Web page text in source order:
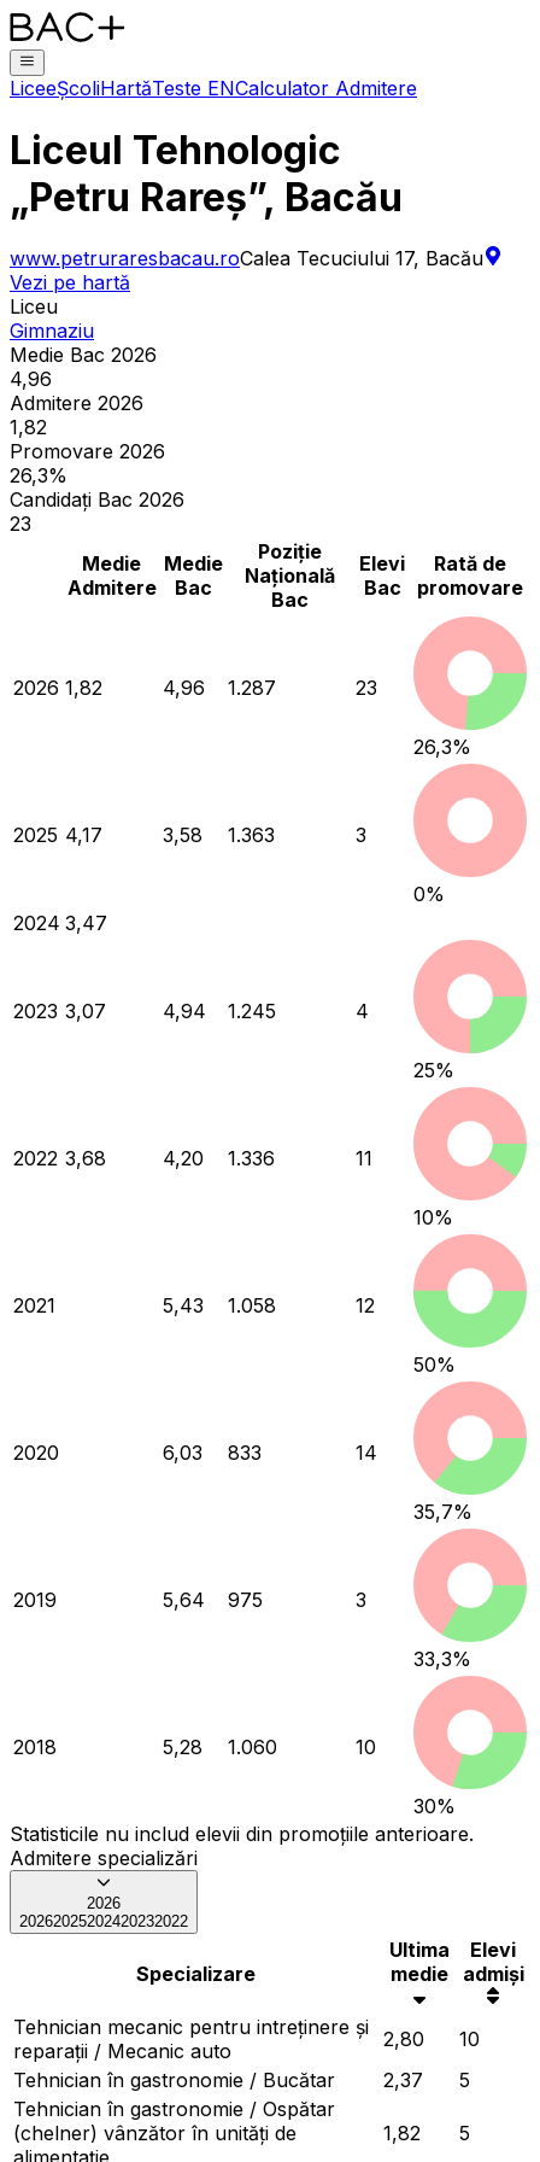
LiceeȘcoliHartăTeste ENCalculator Admitere
Liceul Tehnologic
„Petru Rareș”, Bacău
www.petruraresbacau.roCalea Tecuciului 17, Bacău
Vezi pe hartă
Liceu
Gimnaziu
Medie Bac 2026
4,96
Admitere 2026
1,82
Promovare 2026
26,3%
Candidați Bac 2026
23
Medie
Admitere
Medie
Bac
Poziție
Națională
Bac
Elevi
Bac
Rată de
promovare
2026 1,82 4,96 1.287 23
26,3%
2025 4,17 3,58 1.363 3
0%
2024 3,47
2023 3,07 4,94 1.245 4
25%
2022 3,68 4,20 1.336 11
10%
2021 5,43 1.058 12
50%
2020 6,03 833 14
35,7%
2019 5,64 975 3
33,3%
2018 5,28 1.060 10
30%
Statisticile nu includ elevii din promoțiile anterioare.
Admitere specializări
2026
20262025202420232022
Specializare
Ultima
medie
Elevi
admiși
Tehnician mecanic pentru intreținere și
reparații / Mecanic auto
2,80
10
Tehnician în gastronomie / Bucătar
2,37
5
Tehnician în gastronomie / Ospătar
(chelner) vânzător în unități de
alimentație
1,82 5